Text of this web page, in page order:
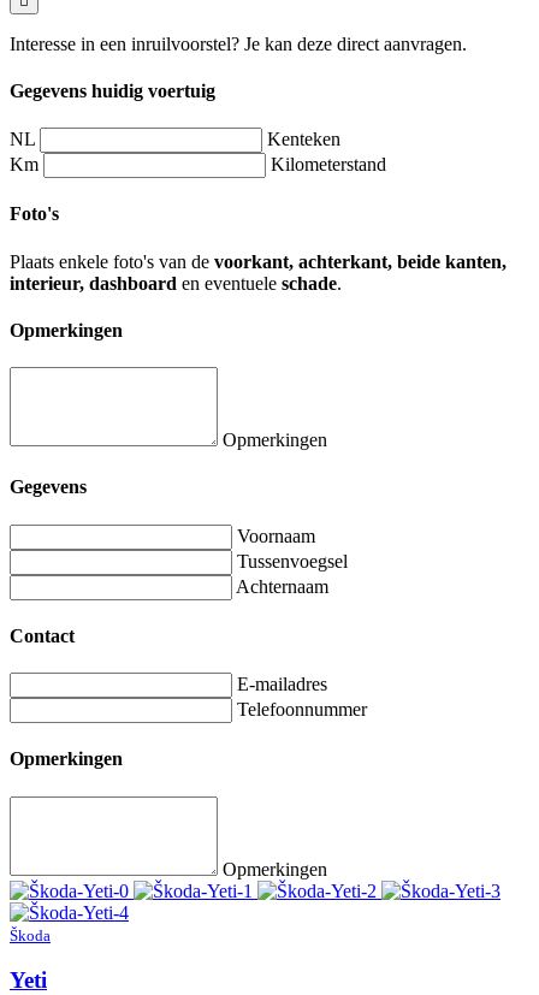
Interesse in een inruilvoorstel? Je kan deze direct aanvragen.
Gegevens huidig voertuig
NL
Kenteken
Km
Kilometerstand
Foto's
Plaats enkele foto's van de voorkant, achterkant, beide kanten,
interieur, dashboard en eventuele schade.
Opmerkingen
Opmerkingen
Gegevens
Voornaam
Tussenvoegsel
Achternaam
Contact
E-mailadres
Telefoonnummer
Opmerkingen
Opmerkingen
Škoda
Yeti